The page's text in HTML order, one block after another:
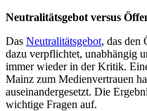
Neutralitätsgebot versus
Das Neutralitätsgebot, das den
dazu verpflichtet, unabhängig
immer wieder in der Kritik.
Mainz zum Medienvertrauen
auseinandergesetzt. Die
wichtige Fragen auf.